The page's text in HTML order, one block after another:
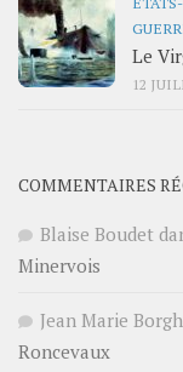
Le
12
COMMENTAIRES
Blaise Boudet
Minervois
Jean Marie
Roncevaux